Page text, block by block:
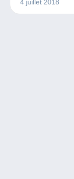
passionnants !
4 juillet 2018